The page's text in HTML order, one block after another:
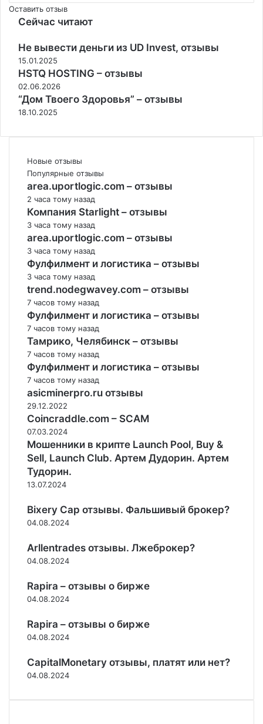
Оставить отзыв
Сейчас читают
а
к
р
ы
т
ь
Не вывести деньги из UD Invest, отзывы
15.01.2025
HSTQ HOSTING – отзывы
02.06.2026
“Дом Твоего Здоровья” – отзывы
18.10.2025
Новые отзывы
Популярные отзывы
area.uportlogic.com – отзывы
2 часа тому назад
Компания Starlight – отзывы
3 часа тому назад
area.uportlogic.com – отзывы
3 часа тому назад
Фулфилмент и логистика – отзывы
3 часа тому назад
trend.nodegwavey.com – отзывы
7 часов тому назад
Фулфилмент и логистика – отзывы
7 часов тому назад
Тамрико, Челябинск – отзывы
7 часов тому назад
Фулфилмент и логистика – отзывы
7 часов тому назад
asicminerpro.ru отзывы
29.12.2022
Coincraddle.com – SCAM
07.03.2024
Мошенники в крипте Launch Pool, Buy &
Sell, Launch Club. Артем Дудорин. Артем
Тудорин.
13.07.2024
Bixery Cap отзывы. Фальшивый брокер?
04.08.2024
Arllentrades отзывы. Лжеброкер?
04.08.2024
Rapira – отзывы о бирже
04.08.2024
Rapira – отзывы о бирже
04.08.2024
CapitalMonetary отзывы, платят или нет?
04.08.2024